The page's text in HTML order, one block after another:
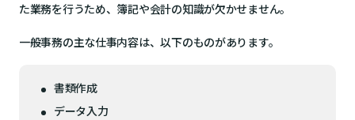
た業務を行うため、簿記や会計の知識が欠かせません。
一般事務の主な仕事内容は、以下のものがあります。
書類作成
データ入力